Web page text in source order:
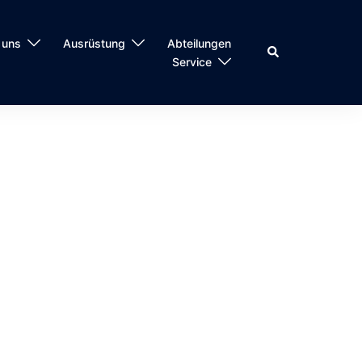
Ausrüstung
Abteilungen
Service
Suche